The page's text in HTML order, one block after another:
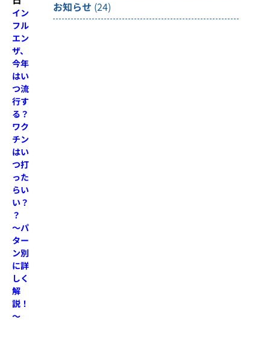
イン
フル
エン
ザ、
今年
はい
つ流
行す
る？
ワク
チン
はい
つ打
った
らい
い？
？
～パ
ター
ン別
に詳
しく
解
説！
～
お知らせ (24)